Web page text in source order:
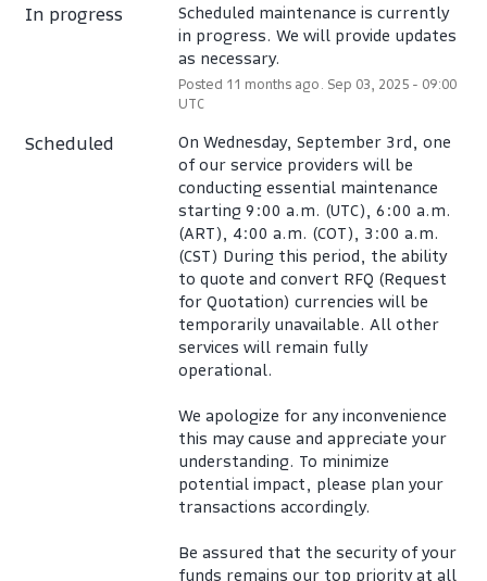
In progress
Scheduled maintenance is currently
in progress. We will provide updates
as necessary.
Posted 11 months ago. Sep 03 2025- 09:00
UTC
Scheduled
On Wednesday, September 3rd, one
of our service providers will be
conducting essential maintenance
starting 9:00 a.m. (UTC), 6:00 a.m.
(ART), 4:00 a.m. (COT), 3:00 a.m.
(CST) During this period, the ability
to quote and convert RFQ (Request
for Quotation) currencies will be
temporarily unavailable. All other
services will remain fully
operational.
We apologize for any inconvenience
this may cause and appreciate your
understanding. To minimize
potential impact, please plan your
transactions accordingly.
Be assured that the security of your
funds remains our top priority at all